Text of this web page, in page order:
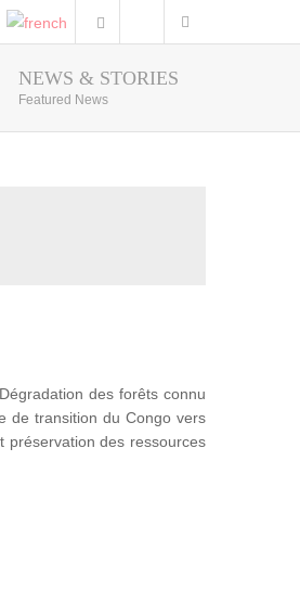
Photo Gallery
NEWS & STORIES
Featured News
des forêts connu
de transition du Congo vers
préservation des ressources